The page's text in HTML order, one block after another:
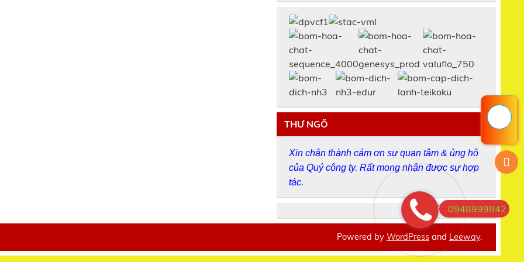
THƯ NGÕ
Xin chân thành cảm ơn sự quan tâm & ủng hộ
của Quý công ty. Rất mong nhận được sự hợp
tác.
Powered by WordPressand Leeway.
0948999842